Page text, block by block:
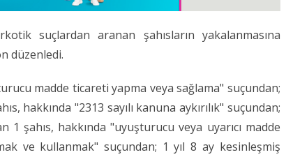
suçlardan aranan şahısların yakalanmasına
düzenledi.
madde ticareti yapma veya sağlama" suçundan;
hakkında "2313 sayılı kanuna aykırılık" suçundan;
1 şahıs, hakkında "uyuşturucu veya uyarıcı madde
ve kullanmak" suçundan; 1 yıl 8 ay kesinleşmiş